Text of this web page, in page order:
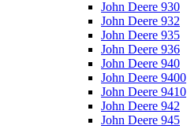
John Deere 930
John Deere 932
John Deere 935
John Deere 936
John Deere 940
John Deere 9400
John Deere 9410
John Deere 942
John Deere 945